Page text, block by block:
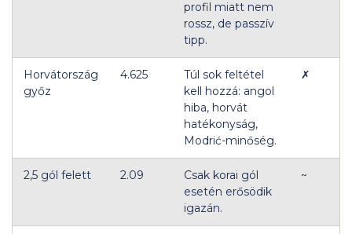
profil miatt nem
rossz, de passzív
tipp.
Horvátország
győz
4.625
Túl sok feltétel
kell hozzá: angol
hiba, horvát
hatékonyság,
Modrić-minőség.
✗
2,5 gól felett 2.09
Csak korai gól
esetén erősödik
igazán.
~